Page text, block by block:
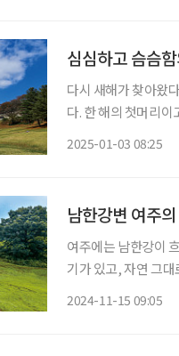
심심하고 슴슴
다시 새해가 찾아왔
다. 한 해의 첫머리
2025-01-03 08:25
남한강변 여주
여주에는 남한강이
기가 있고, 자연 그
2024-11-15 09:05